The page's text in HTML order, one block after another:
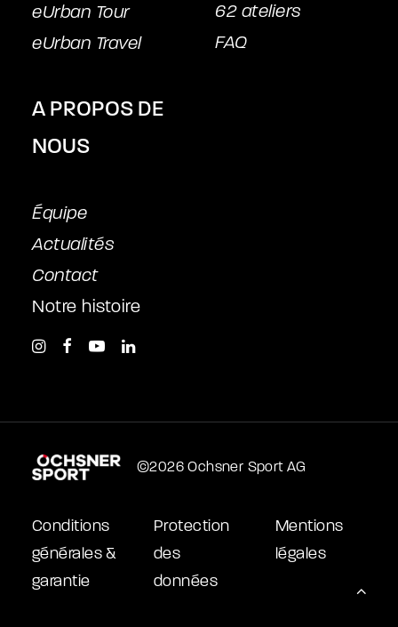
eUrban Tour
eUrban Travel
62 ateliers
FAQ
A PROPOS DE
NOUS
Équipe
Actualités
Contact
Notre histoire
©2026 Ochsner Sport AG
Conditions
générales &
garantie
Protection
des
données
Mentions
légales